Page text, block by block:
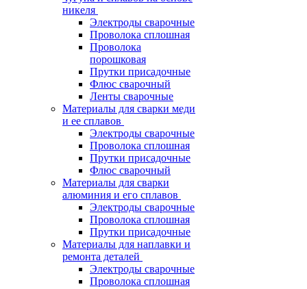
никеля
Электроды сварочные
Проволока сплошная
Проволока
порошковая
Прутки присадочные
Флюс сварочный
Ленты сварочные
Материалы для сварки меди
и ее сплавов
Электроды сварочные
Проволока сплошная
Прутки присадочные
Флюс сварочный
Материалы для сварки
алюминия и его сплавов
Электроды сварочные
Проволока сплошная
Прутки присадочные
Материалы для наплавки и
ремонта деталей
Электроды сварочные
Проволока сплошная